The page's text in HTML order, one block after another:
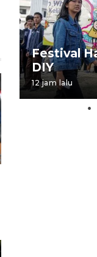
Festival
DIY
12 jam lalu